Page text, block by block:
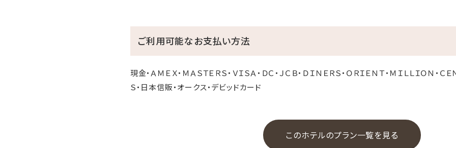
ご利用可能なお支払い方法
現金・ＡＭＥＸ・ＭＡＳＴＥＲＳ・ＶＩＳＡ・ＤＣ・ＪＣＢ・ＤＩＮＥＲＳ・ＯＲＩＥＮＴ・ＭＩＬＬＩＯＮ・ＣＥ
Ｓ・日本信販・オークス・デビッドカード
このホテルのプラン一覧を見る